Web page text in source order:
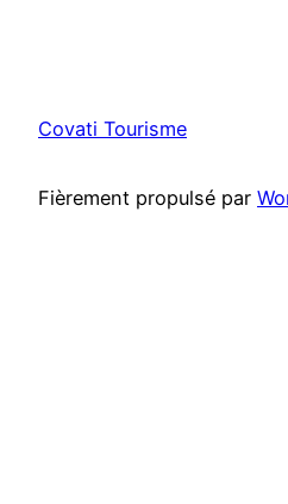
Covati Tourisme
Fièrement propulsé par